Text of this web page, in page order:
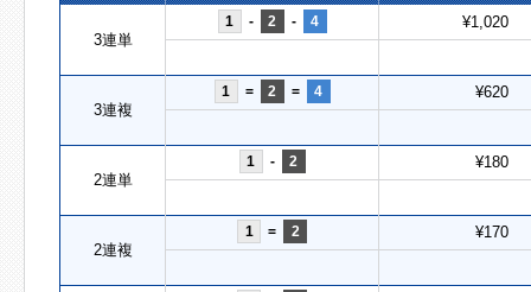
3連単
1 - 2 - 4 ¥1,020
3連複
1 = 2 = 4 ¥620
2連単
1 - 2 ¥180
2連複
1 = 2 ¥170